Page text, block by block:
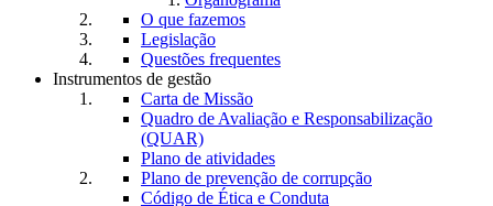
O que fazemos
Legislação
Questões frequentes
Instrumentos de gestão
Carta de Missão
Quadro de Avaliação e Responsabilização
(QUAR)
Plano de atividades
Plano de prevenção de corrupção
Código de Ética e Conduta